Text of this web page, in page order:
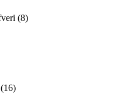
(8)